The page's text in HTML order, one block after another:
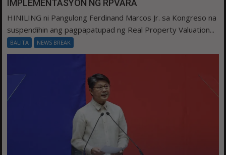
IMPLEMENTASYON NG RPVARA
HINILING ni Pangulong Ferdinand Marcos Jr. sa Kongreso na
suspendihin ang pagpapatupad ng Real Property Valuation...
BALITA NEWS BREAK